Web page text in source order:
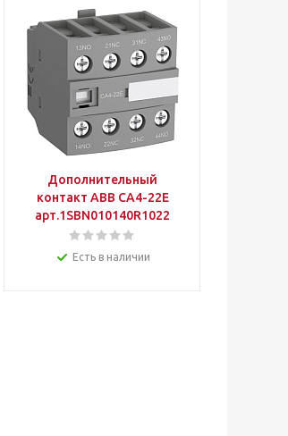
Дополнительный
контакт АВВ CA4-22E
арт.1SBN010140R1022
Есть в наличии